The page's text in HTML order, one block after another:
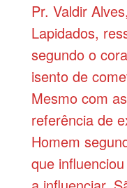
Pr. Valdir
Lapidados,
segundo o
isento de
Mesmo com
referência de
Homem
que